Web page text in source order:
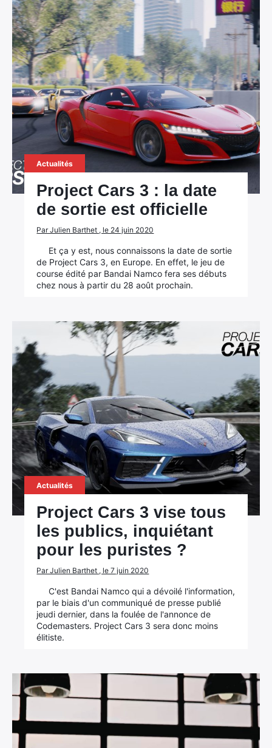
Actualités
Project Cars 3 : la date
de sortie est officielle
Par Julien Barthet , le 24 juin 2020
Et ça y est, nous connaissons la date de sortie
de Project Cars 3, en Europe. En effet, le jeu de
course édité par Bandai Namco fera ses débuts
chez nous à partir du 28 août prochain.
Actualités
Project Cars 3 vise tous
les publics, inquiétant
pour les puristes ?
Par Julien Barthet , le 7 juin 2020
C'est Bandai Namco qui a dévoilé l'information,
par le biais d'un communiqué de presse publié
jeudi dernier, dans la foulée de l'annonce de
Codemasters. Project Cars 3 sera donc moins
élitiste.
Rechercher